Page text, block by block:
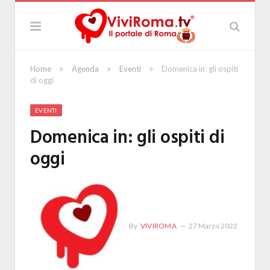
Home » Agenda » Eventi »
Domenica in: gli ospiti
di oggi
EVENTI
Domenica in: gli ospiti di
oggi
By VIVIROMA 27 Marzo 2022